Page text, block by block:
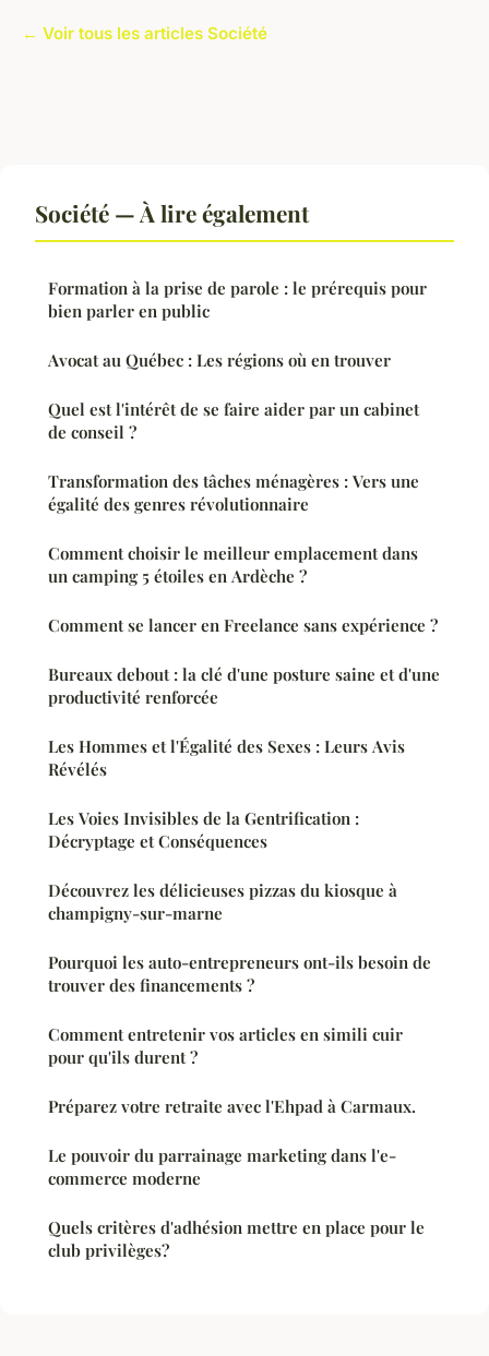
← Voir tous les articles Société
Société — À lire également
Formation à la prise de parole : le prérequis pour
bien parler en public
Avocat au Québec : Les régions où en trouver
Quel est l'intérêt de se faire aider par un cabinet
de conseil ?
Transformation des tâches ménagères : Vers une
égalité des genres révolutionnaire
Comment choisir le meilleur emplacement dans
un camping 5 étoiles en Ardèche ?
Comment se lancer en Freelance sans expérience ?
Bureaux debout : la clé d'une posture saine et d'une
productivité renforcée
Les Hommes et l'Égalité des Sexes : Leurs Avis
Révélés
Les Voies Invisibles de la Gentrification :
Décryptage et Conséquences
Découvrez les délicieuses pizzas du kiosque à
champigny-sur-marne
Pourquoi les auto-entrepreneurs ont-ils besoin de
trouver des financements ?
Comment entretenir vos articles en simili cuir
pour qu'ils durent ?
Préparez votre retraite avec l'Ehpad à Carmaux.
Le pouvoir du parrainage marketing dans l'e-
commerce moderne
Quels critères d'adhésion mettre en place pour le
club privilèges?